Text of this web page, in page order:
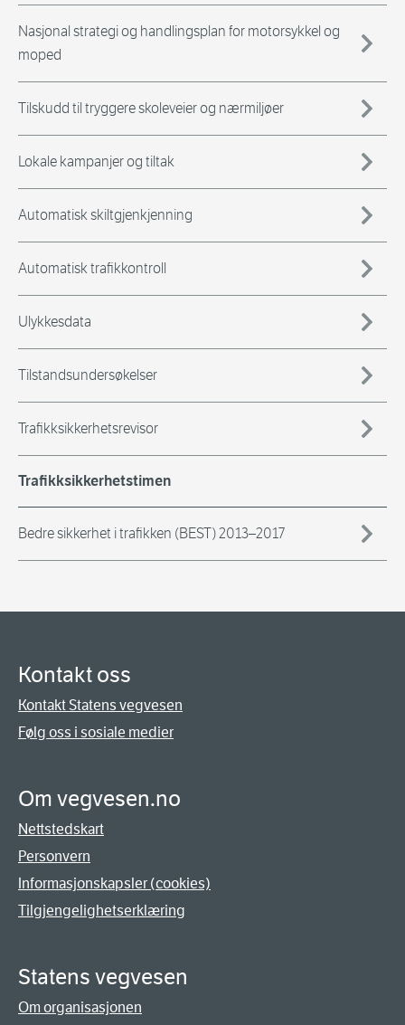
Nasjonal strategi og handlingsplan for motorsykkel og
moped
Tilskudd til tryggere skoleveier og nærmiljøer
Lokale kampanjer og tiltak
Automatisk skiltgjenkjenning
Automatisk trafikkontroll
Ulykkesdata
Tilstandsundersøkelser
Trafikksikkerhetsrevisor
Trafikksikkerhetstimen
Bedre sikkerhet i trafikken (BEST) 2013–2017
Kontakt oss
Kontakt Statens vegvesen
Følg oss i sosiale medier
Om vegvesen.no
Nettstedskart
Personvern
Informasjonskapsler (cookies)
Tilgjengelighetserklæring
Statens vegvesen
Om organisasjonen